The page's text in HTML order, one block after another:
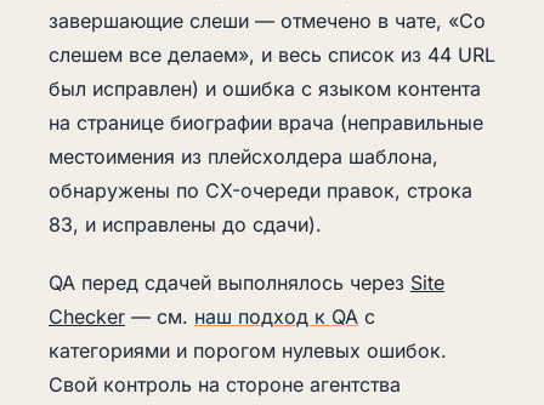
завершающие слеши — отмечено в чате, «Со
слешем все делаем», и весь список из 44 URL
был исправлен) и ошибка с языком контента
на странице биографии врача (неправильные
местоимения из плейсхолдера шаблона,
обнаружены по CX-очереди правок, строка
83, и исправлены до сдачи).
QA перед сдачей выполнялось через Site
Checker — см. наш подход к QA с
категориями и порогом нулевых ошибок.
Свой контроль на стороне агентства